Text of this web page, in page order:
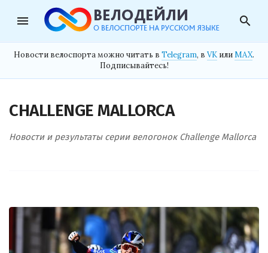
menu search
Новости велоспорта можно читать в Telegram, в VK илиMAX.
Подписывайтесь!
CHALLENGE MALLORCA
Новости и результаты серии велогонок Challenge Mallorca